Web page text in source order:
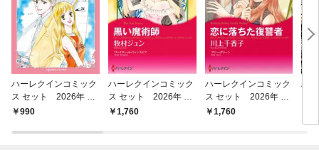
ハーレクインコミック
ス セット 2026年 vo
l.806
990
ハーレクインコミック
ス セット 2026年 vo
l.928
1,760
ハーレクインコミック
ス セット 2026年 vo
l.927
1,760
ハ